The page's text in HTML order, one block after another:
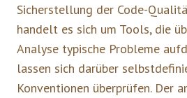
Sicherstellung der Code-
handelt es sich um Tools, die
Analyse typische Probleme
lassen sich darüber
Konventionen überprüfen. Der